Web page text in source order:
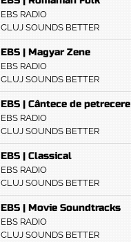
EBS RADIO
CLUJ SOUNDS BETTER
EBS | Magyar Zene
EBS RADIO
CLUJ SOUNDS BETTER
EBS | Cântece de petrecere
EBS RADIO
CLUJ SOUNDS BETTER
EBS | Classical
EBS RADIO
CLUJ SOUNDS BETTER
EBS | Movie Soundtracks
EBS RADIO
CLUJ SOUNDS BETTER